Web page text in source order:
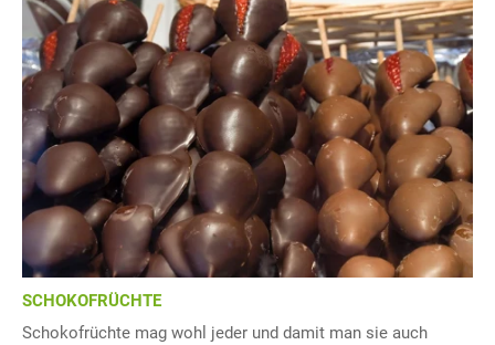
SCHOKOFRÜCHTE
Schokofrüchte mag wohl jeder und damit man sie auch